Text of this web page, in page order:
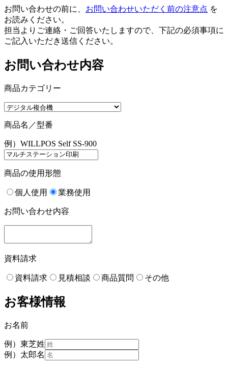
お問い合わせの前に、 お問い合わせいただく前の注意点 を
お読みください。
担当よりご連絡・ご回答いたしますので、下記の必須事項に
ご記入いただき送信ください。
お問い合わせ内容
商品カテゴリー
商品名／型番
例）WILLPOS Self SS-900
商品の使用形態
個人使用 業務使用
お問い合わせ内容
資料請求
資料請求 見積相談 商品質問 その他
お客様情報
お名前
例）東芝姓
例）太郎名